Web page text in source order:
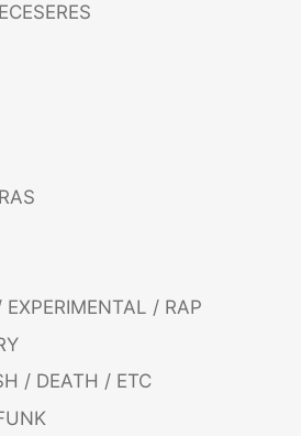
/ RAP
/ DEATH / ETC